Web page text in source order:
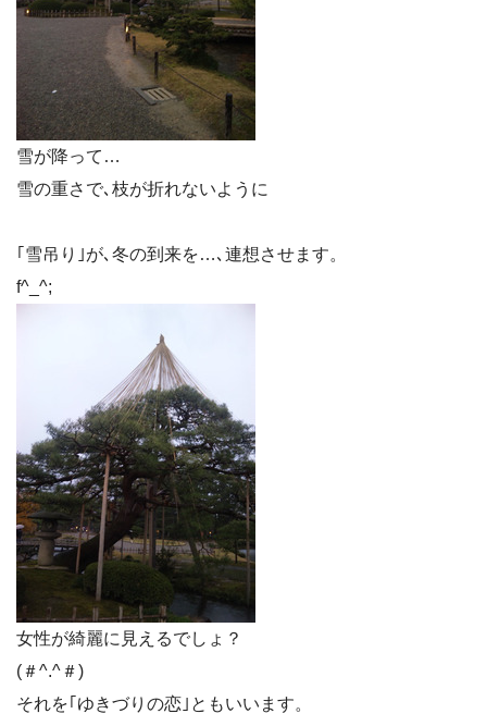
雪が降って…
雪の重さで､枝が折れないように
｢雪吊り｣が､冬の到来を…､連想させます。
f^_^;
女性が綺麗に見えるでしょ？
(＃^.^＃)
それを｢ゆきづりの恋｣ともいいます。